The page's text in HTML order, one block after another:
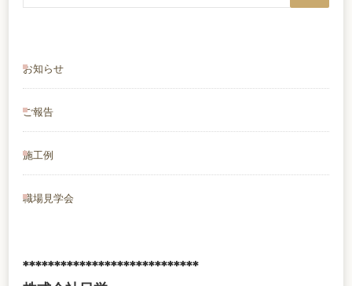
お知らせ
ご報告
施工例
職場見学会
****************************